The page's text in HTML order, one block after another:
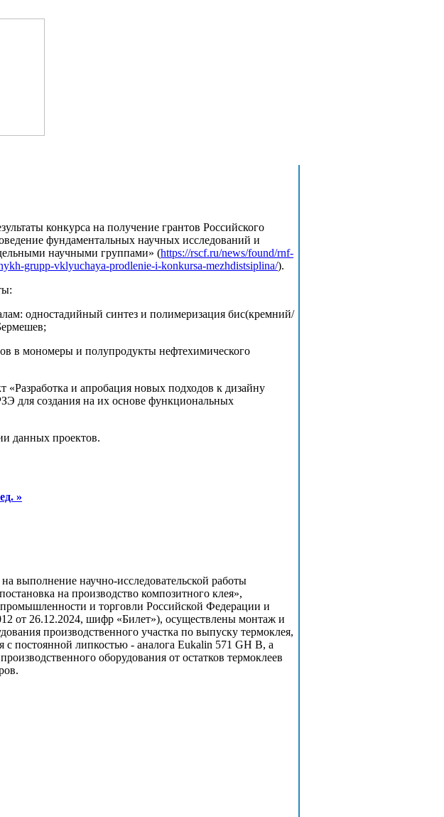
конкурса на получение грантов Российского
фундаментальных научных исследований и
научными группами» (https://rscf.ru/news/found/rnf-
grupp-vklyuchaya-prodlenie-i-konkursa-mezhdistsiplina/).
одностадийный синтез и полимеризация бис(кремний/
в мономеры и полупродукты нефтехимического
«Разработка и апробация новых подходов к дизайну
для создания на их основе функциональных
данных проектов.
»
выполнение научно-исследовательской работы
на производство композитного клея»,
и торговли Российской Федерации и
от 26.12.2024, шифр «Билет»), осуществлены монтаж и
производственного участка по выпуску термоклея,
постоянной липкостью - аналога Eukalin 571 GH B, а
оборудования от остатков термоклеев